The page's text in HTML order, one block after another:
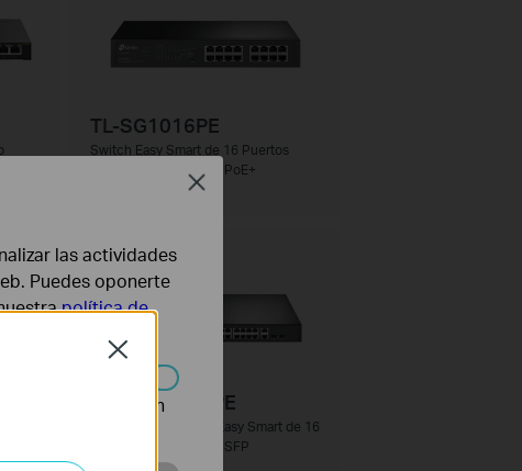
TL-SG1016PE
Switch Easy Smart de 16 Puertos
Gigabit con 8 Puertos PoE+
TL-SG1218MPE
Switch PoE+ Gigabit Easy Smart de 16
puertos con 2 ranuras SFP
Close
las actividades
Puedes oponerte
política de
desactivarse en
Close